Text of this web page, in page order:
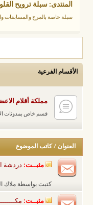
المنتدى: سبلة ترويح
سبلة خاصة بالمرح والمسابقات
الأقسام الفرعية
مملكة أقلام
قسم خاص بمدونات
العنوان / كاتب الموضوع
مثبــت: دردشة
كتبت بواسطة ملاك
مثبــت: